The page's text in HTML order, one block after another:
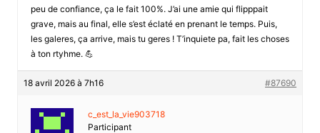
peu de confiance, ça le fait 100%. J’ai une amie qui flipppait
grave, mais au final, elle s’est éclaté en prenant le temps. Puis,
les galeres, ça arrive, mais tu geres ! T’inquiete pa, fait les choses
à ton rtyhme. 💪
18 avril 2026 à 7h16 #87690
c_est_la_vie903718
Participant